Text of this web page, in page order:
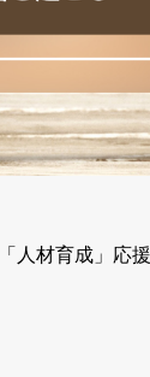
人材育成」応